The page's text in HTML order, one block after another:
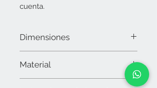
cuenta.
Dimensiones
Ancho: 26.5 cms
Nota: Al ser tejidas artesanalmente las
Material